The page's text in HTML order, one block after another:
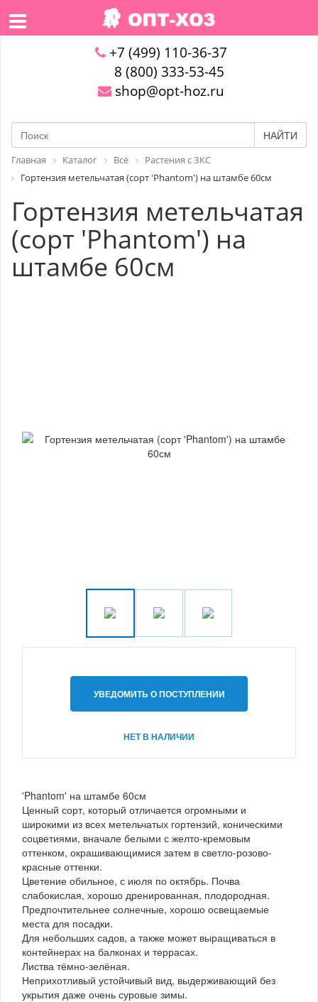
+7 (499) 110-36-37
8 (800) 333-53-45
shop@opt-hoz.ru
НАЙТИ
Главная Каталог Всё
Растения с ЗКС
Гортензия метельчатая (сорт 'Phantom') на штамбе 60см
Гортензия метельчатая
(сорт 'Phantom') на
штамбе 60см
УВЕДОМИТЬ О ПОСТУПЛЕНИИ
НЕТ В НАЛИЧИИ
'Phantom' на штамбе 60см
Ценный сорт, который отличается огромными и
широкими из всех метельчатых гортензий, коническими
соцветиями, вначале белыми с желто-кремовым
оттенком, окрашивающимися затем в светло-розово-
красные оттенки.
Цветение обильное, с июля по октябрь. Почва
слабокислая, хорошо дренированная, плодородная.
Предпочтительнее солнечные, хорошо освещаемые
места для посадки.
Для небольших садов, а также может выращиваться в
контейнерах на балконах и террасах.
Листва тёмно-зелёная.
Неприхотливый устойчивый вид, выдерживающий без
укрытия даже очень суровые зимы.